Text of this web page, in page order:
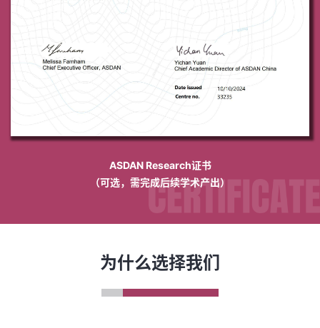
ASDAN Research证书
（可选，需完成后续学术产出）
为什么选择我们